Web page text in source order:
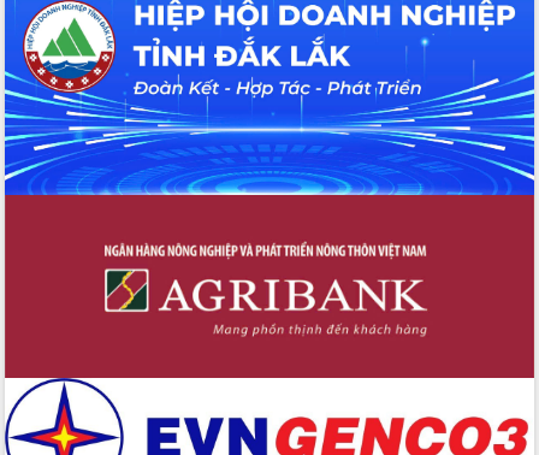
Tháo gỡ những vướng mắc, đẩy mạnh
công tác cải cách thủ tục hành chính
tại Trung tâm Phục vụ hành chính
công tỉnh
Đắk Lắk: Tôn vinh 46 giải pháp tại Hội
thi Sáng tạo Kỹ thuật 2024 - 2025
Đắk Lắk rà soát, điều chỉnh Đề án 190
Trương Công Thái kiểm tra thực địa
Dự án cao tốc Khánh Hòa - Buôn Ma
Định vị cà phê Việt Nam như một “di
Xây dựng nông thôn mới: Nâng cao đời
sống người dân từ những mô hình thiết
thực